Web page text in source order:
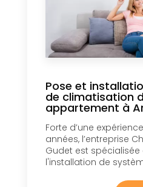
Pose et
de climatisation
appartement à
Forte d’une
années, l’entreprise
Gudet est
l'installation de